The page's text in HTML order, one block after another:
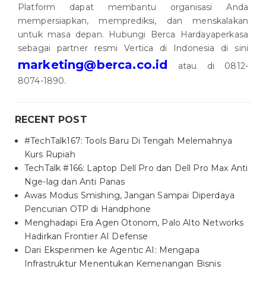
Platform dapat membantu organisasi Anda
mempersiapkan, memprediksi, dan menskalakan
untuk masa depan. Hubungi Berca Hardayaperkasa
sebagai partner resmi Vertica di Indonesia di sini
marketing@berca.co.id atau di 0812-
8074-1890.
RECENT POST
#TechTalk167: Tools Baru Di Tengah Melemahnya
Kurs Rupiah
TechTalk #166: Laptop Dell Pro dan Dell Pro Max Anti
Nge-lag dan Anti Panas
Awas Modus Smishing, Jangan Sampai Diperdaya
Pencurian OTP di Handphone
Menghadapi Era Agen Otonom, Palo Alto Networks
Hadirkan Frontier AI Defense
Dari Eksperimen ke Agentic AI: Mengapa
Infrastruktur Menentukan Kemenangan Bisnis